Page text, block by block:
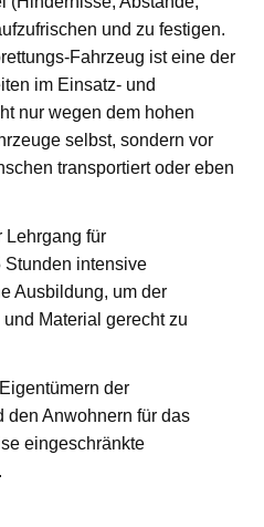
und zu festigen.
Fahrzeug ist eine der
im Einsatz- und
nur wegen dem hohen
selbst, sondern vor
transportiert oder eben
Lehrgang für
Stunden intensive
Ausbildung, um der
Material gerecht zu
der
den Anwohnern für das
eingeschränkte